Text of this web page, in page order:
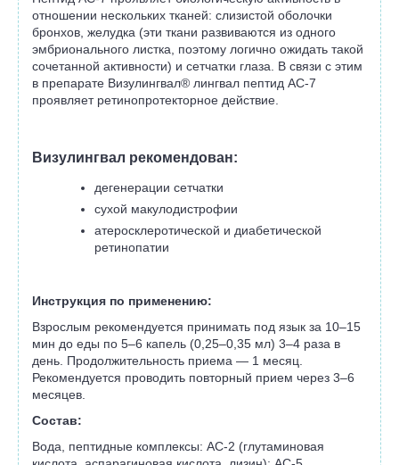
отношении нескольких тканей: слизистой оболочки
бронхов, желудка (эти ткани развиваются из одного
эмбрионального листка, поэтому логично ожидать такой
сочетанной активности) и сетчатки глаза. В связи с этим
в препарате Визулингвал® лингвал пептид АС-7
проявляет ретинопротекторное действие.
Визулингвал рекомендован:
дегенерации сетчатки
сухой макулодистрофии
атеросклеротической и диабетической
ретинопатии
Инструкция по применению:
Взрослым рекомендуется принимать под язык за 10–15
мин до еды по 5–6 капель (0,25–0,35 мл) 3–4 раза в
день. Продолжительность приема — 1 месяц.
Рекомендуется проводить повторный прием через 3–6
месяцев.
Состав:
Вода, пептидные комплексы: АC-2 (глутаминовая